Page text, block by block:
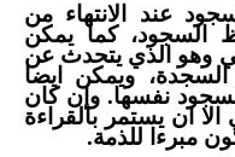
السجود عند الانتهاء من
السجود، كما يمكن
وهو الذي يتحدث عن
ويمكن ايضا
نفسها. وإن كان
ان يستمر بالقراءة
مبرءا للذمة.